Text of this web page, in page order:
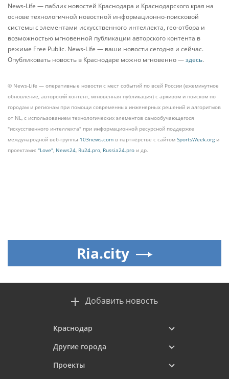
News-Life — паблик новостей Краснодара и Краснодарского края на
основе технологичной новостной информационно-поисковой
системы с элементами искусственного интеллекта, гео-отбора и
возможностью мгновенной публикации авторского контента в
режиме Free Public. News-Life — ваши новости сегодня и сейчас.
Опубликовать новость в Краснодаре можно мгновенно —здесь.
© News-Life — оперативные новости с мест событий по всей России (ежеминутное
обновление, авторский контент, мгновенная публикация) с архивом и поиском по
городам и регионам при помощи современных инженерных решений и алгоритмов
от NL, с использованием технологических элементов самообучающегося
"искусственного интеллекта" при информационной ресурсной поддержке
международной веб-группы 103news.com в партнёрстве с сайтом SportsWeek.orgи
проектами: "Love", News24, Ru24.pro, Russia24.pro и др.
Ria.city
Добавить новость
Краснодар
Другие города
Проекты